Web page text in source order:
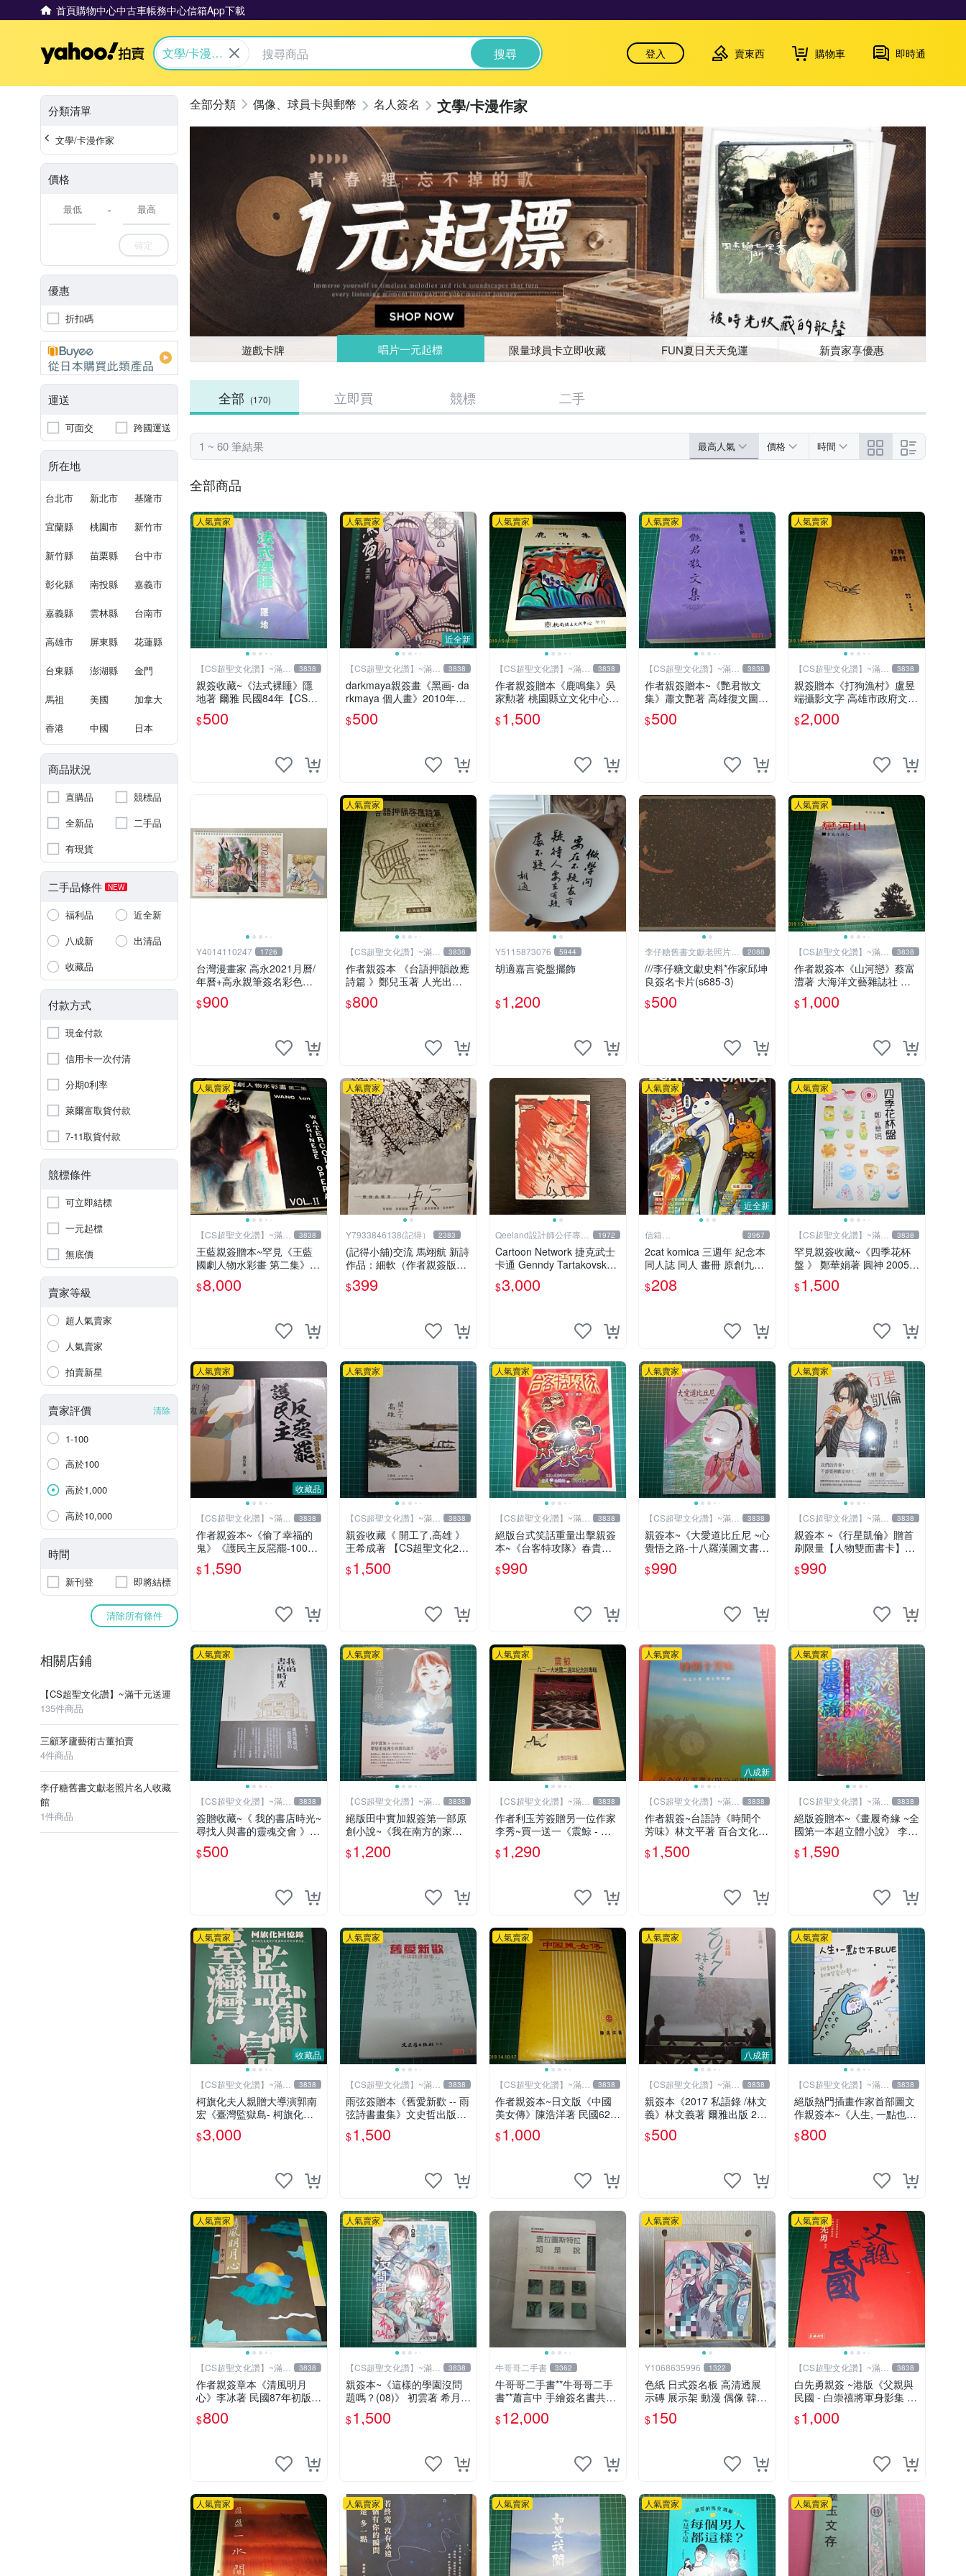
首頁購物中心中古車帳務中心信箱App下載
Yahoo拍賣
文學/卡漫作
搜尋 登入 賣東西 購物車 即時通
分類清單
文學/卡漫作家
價格
-
確定
優惠
折扣碼
運送
可面交 跨國運送
所在地
台北市 新北市 基隆市
宜蘭縣 桃園市 新竹市
新竹縣 苗栗縣 台中市
彰化縣 南投縣 嘉義市
嘉義縣 雲林縣 台南市
高雄市 屏東縣 花蓮縣
台東縣 澎湖縣 金門
馬祖 美國 加拿大
香港 中國 日本
商品狀況
直購品
競標品
全新品
二手品
有現貨
二手品條件 NEW
福利品
近全新
八成新
出清品
收藏品
付款方式
現金付款
信用卡一次付清
分期0利率
萊爾富取貨付款
7-11取貨付款
競標條件
可立即結標
一元起標
無底價
賣家等級
超人氣賣家
人氣賣家
拍賣新星
賣家評價 清除
1-100
高於100
高於1,000
高於10,000
時間
新刊登 即將結標
清除所有條件
相關店鋪
【CS超聖文化讚】~滿千元送運
135件商品
三顧茅廬藝術古董拍賣
4件商品
李仔糖舊書文獻老照片名人收藏
館
1件商品
偶像、球員卡與郵幣 名人簽名 文學/卡漫作家
遊戲卡牌 唱片一元起標 限量球員卡立即收藏 FUN夏日天天免運 新賣家享優惠
全部 (170) 立即買 競標 二手
1 ~ 60 筆結果 最高人氣 價格 時間
全部商品
人氣賣家
【CS超聖文化讚】~滿千
元送運
3838
親簽收藏~《法式裸睡》隱
地著 爾雅 民國84年【CS超
聖文化2讚】
$500
近全新
人氣賣家
【CS超聖文化讚】~滿千
元送運
3838
darkmaya親簽畫《黑画- da
rkmaya 個人畫》2010年全
彩 【CS超聖文化讚】
$500
人氣賣家
【CS超聖文化讚】~滿千
元送運
3838
作者親簽贈本《鹿鳴集》吳
家勲著 桃園縣立文化中心
民國85年初版 8成新 【CS
超聖文化讚】
$1,500
人氣賣家
【CS超聖文化讚】~滿千
元送運
3838
作者親簽贈本~《艷君散文
集》蕭文艷著 高雄復文圖書
1997年修訂版 【CS超聖文
化讚】
$500
人氣賣家
【CS超聖文化讚】~滿千
元送運
3838
親簽贈本《打狗漁村》盧昱
端攝影文字 高雄市政府文化
局 2013年初版 【CS超聖文
化讚】
$2,000
Y4014110247 1726
台灣漫畫家 高永2021月曆/
年曆+高永親筆簽名彩色圖
卡 梵天變 光學聖女 星座刑
事
$900
人氣賣家
【CS超聖文化讚】~滿千
元送運
3838
作者親簽本 《台語押韻啟應
詩篇 》鄭兒玉著 人光出版
社 2002年初版 9成新 【CS
超聖文化讚】
$800
Y5115873076 5944
胡適嘉言瓷盤擺飾
$1,200
李仔糖舊書文獻老照片名
人收藏館
2088
///李仔糖文獻史料*作家邱坤
良簽名卡片(s685-3)
$500
人氣賣家
【CS超聖文化讚】~滿千
元送運
3838
作者親簽本《山河戀》蔡富
澧著 大海洋文藝雜誌社 內
有註記【CS超聖文化讚】
$1,000
人氣賣家
【CS超聖文化讚】~滿千
元送運
3838
王藍親簽贈本~罕見《王藍
國劇人物水彩畫 第二集》大
本 【 CS超聖文化讚】
$8,000
人氣賣家
Y7933846138(記得） 2383
(記得小舖)交流 馬翊航 新詩
作品：細軟（作者親簽版）
全新 換張景嵐成語蕎張艾亞
辜莞允鄭家純等簽名寫真書
$399
Qeeland設計師公仔專賣
店
1972
Cartoon Network 捷克武士
卡通 Genndy Tartakovsky
親筆簽名 卡片 簽名卡
$3,000
近全新
人氣賣家
信箱
paul600510@yahoo.com.tw
3967
2cat komica 三週年 紀念本
同人誌 同人 畫冊 原創九成
新
$208
人氣賣家
【CS超聖文化讚】~滿千
元送運
3838
罕見親簽收藏~《四季花杯
盤 》 鄭華娟著 圓神 2005年
初版【CS超聖文化2讚】
$1,500
收藏品
人氣賣家
【CS超聖文化讚】~滿千
元送運
3838
作者親簽本~《偷了幸福的
鬼》《護民主反惡罷-100萬
步走大安》二本合售 羅智強
著 精裝小冊【CS超聖文化
$1,590
人氣賣家
【CS超聖文化讚】~滿千
元送運
3838
親簽收藏《 開工了,高雄 》
王希成著 【CS超聖文化2
讚】
$1,500
人氣賣家
【CS超聖文化讚】~滿千
元送運
3838
絕版台式笑話重量出擊親簽
本~《台客特攻隊》春貴文.
圖 布克文化【CS超聖文化2
讚】
$990
人氣賣家
【CS超聖文化讚】~滿千
元送運
3838
親簽本~《大愛道比丘尼 ~心
覺悟之路-十八羅漢圖文書》
妍因改寫 羅莎繪 佛光文化
【CS超聖文化2讚】
$990
人氣賣家
【CS超聖文化讚】~滿千
元送運
3838
親簽本 ~《行星凱倫》贈首
刷限量【人物雙面書卡】】
初野 晴著 RUM繪 獨步 書況
新 【CS超聖文化2讚】
$990
人氣賣家
【CS超聖文化讚】~滿千
元送運
3838
簽贈收藏~《 我的書店時光~
尋找人與書的靈魂交會 》附
書腰 水瓶子著 文經社【CS
超聖文化2讚】
$500
人氣賣家
【CS超聖文化讚】~滿千
元送運
3838
絕版田中實加親簽第一部原
創小說~《我在南方的家》
附書套 田中實加 (陳宣儒)著
$1,200
人氣賣家
【CS超聖文化讚】~滿千
元送運
3838
作者利玉芳簽贈另一位作家
李秀~買一送一《震鯨 - 九
二一大地震二週年紀念詩專
輯》女鯨詩社編 (贈 利玉芳
$1,290
八成新
人氣賣家
【CS超聖文化讚】~滿千
元送運
3838
作者親簽~台語詩《時間个
芳味》林文平著 百合文化事
業 2006.10初版一刷 附光碟
【CS超聖文化讚】
$1,500
人氣賣家
【CS超聖文化讚】~滿千
元送運
3838
絕版簽贈本~《畫履奇緣 ~全
國第一本超立體小說》 李奇
著 李奇繪圖【CS超聖文化2
讚】
$1,590
收藏品
人氣賣家
【CS超聖文化讚】~滿千
元送運
3838
柯旗化夫人親贈大導演郭南
宏《臺灣監獄島- 柯旗化回
憶錄》柯旗化著 第一出版社
2002年修訂再版 【CS超聖
$3,000
人氣賣家
【CS超聖文化讚】~滿千
元送運
3838
雨弦簽贈本《舊愛新歡 -- 雨
弦詩書畫集》文史哲出版社
印 民國85年初版 9成新 【C
S超聖文化讚】
$1,500
人氣賣家
【CS超聖文化讚】~滿千
元送運
3838
作者親簽本~日文版《中國
美女傳》陳浩洋著 民國62年
6月出版 【CS超聖文化讚】
$1,000
八成新
人氣賣家
【CS超聖文化讚】~滿千
元送運
3838
親簽本《2017 私語錄 /林文
義》林文義著 爾雅出版 201
8年初版【CS超聖文化讚】
$500
人氣賣家
【CS超聖文化讚】~滿千
元送運
3838
絕版熱門插畫作家首部圖文
作親簽本~《人生, 一點也不
BLUE~阿雜的事就用笑容迎
擊吧！》Ning著/繪 悅知文
$800
人氣賣家
【CS超聖文化讚】~滿千
元送運
3838
作者親簽章本《清風明月
心》李冰著 民國87年初版
山林書局出版 書緣有微斑
【CS 超聖文化讚】
$800
人氣賣家
【CS超聖文化讚】~滿千
元送運
3838
親簽本~《這樣的學園沒問
題嗎？(08)》 初雲著 希月繪
飛燕文創 書況新【CS超聖
文化2讚】
$1,500
牛哥哥二手書 3362
牛哥哥二手書**牛哥哥二手
書**蕭言中 手繪簽名書共1
本*查拉圖斯特拉如是說 尼
采著1989遠流一板共1本
$12,000
人氣賣家
Y1068635996 1322
色紙 日式簽名板 高清透展
示磚 展示架 動漫 偶像 韓星
BTS hololive 中號 凹槽150*
150mm
$150
人氣賣家
【CS超聖文化讚】~滿千
元送運
3838
白先勇親簽 ~港版《父親與
民國 - 白崇禧將軍身影集 下
冊》白先勇編 天地出版 201
2年初版 .香港【CS超聖文
$1,000
人氣賣家 人氣賣家 人氣賣家 人氣賣家 人氣賣家